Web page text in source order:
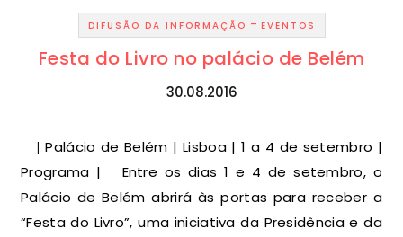
DIFUSÃO DA INFORMAÇÃO - EVENTOS
Festa do Livro no palácio de Belém
30.08.2016
| Palácio de Belém | Lisboa | 1 a 4 de setembro |
Programa | Entre os dias 1 e 4 de setembro, o
Palácio de Belém abrirá às portas para receber a
“Festa do Livro”, uma iniciativa da Presidência e da